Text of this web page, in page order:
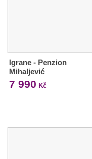
Igrane - Penzion
Mihaljević
7 990 Kč